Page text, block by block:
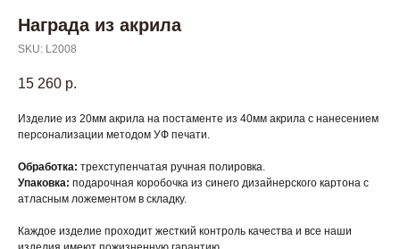
Награда из акрила
SKU: L2008
15 260 р.
Изделие из 20мм акрила на постаменте из 40мм акрила с нанесением
персонализации методом УФ печати.
Обработка: трехступенчатая ручная полировка.
Упаковка: подарочная коробочка из синего дизайнерского картона с
атласным ложементом в складку.
Каждое изделие проходит жесткий контроль качества и все наши